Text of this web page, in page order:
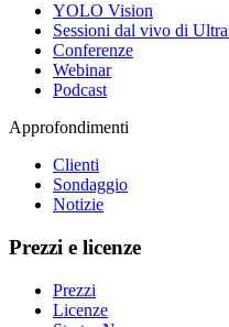
YOLO Vision
Sessioni dal vivo di
Conferenze
Webinar
Podcast
Approfondimenti
Clienti
Sondaggio
Notizie
Prezzi e licenze
Prezzi
Licenze